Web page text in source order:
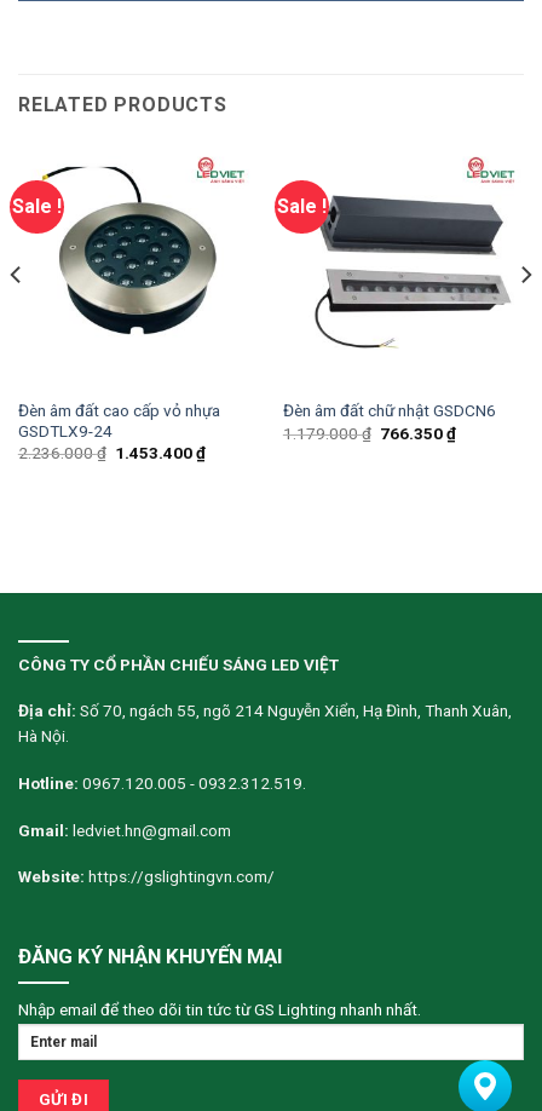
RELATED PRODUCTS
Sale !
Đèn âm đất cao cấp vỏ nhựa
GSDTLX9-24
2.236.000₫ 1.453.400₫
Sale !
Đèn âm đất chữ nhật GSDCN6
1.179.000₫ 766.350₫
CÔNG TY CỔ PHẦN CHIẾU SÁNG LED VIỆT
Địa chỉ: Số 70, ngách 55, ngõ 214 Nguyễn Xiển, Hạ Đình, Thanh Xuân,
Hà Nội.
Hotline: 0967.120.005 - 0932.312.519.
Gmail: ledviet.hn@gmail.com
Website: https://gslightingvn.com/
ĐĂNG KÝ NHẬN KHUYẾN MẠI
Nhập email để theo dõi tin tức từ GS Lighting nhanh nhất.